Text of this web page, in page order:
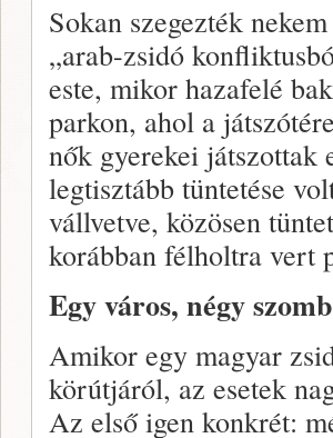
Sokan szegezték
„arab-zsidó
este, mikor hazafelé
parkon, ahol a
nők gyerekei
legtisztább tüntetése
vállvetve, közösen
korábban félholtra vert
Egy város, négy
Amikor egy magyar
körútjáról, az esetek
Az első igen konkrét: